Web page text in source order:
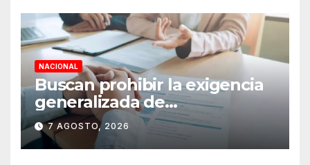
NACIONAL
Buscan prohibir la exigencia
generalizada de
antecedentes penales para
obtener empleo en México
7 AGOSTO, 2026